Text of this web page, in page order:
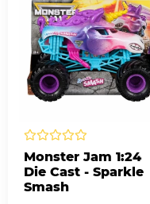
Monster Jam 1:24
Die Cast - Sparkle
Smash